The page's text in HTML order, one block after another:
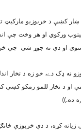
ښار کښې د خربوزيو مارکيټ
ورکوي او هر وخت چې
نه ډک دے، خو زه د تخار
او د تخار للمو زمکو کښې
ده.))
کړه، د دې خربوزې